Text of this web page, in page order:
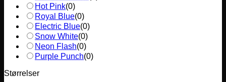
Hot Pink(0)
Royal Blue(0)
Electric Blue(0)
Snow White(0)
Neon Flash(0)
Purple Punch(0)
Størrelser